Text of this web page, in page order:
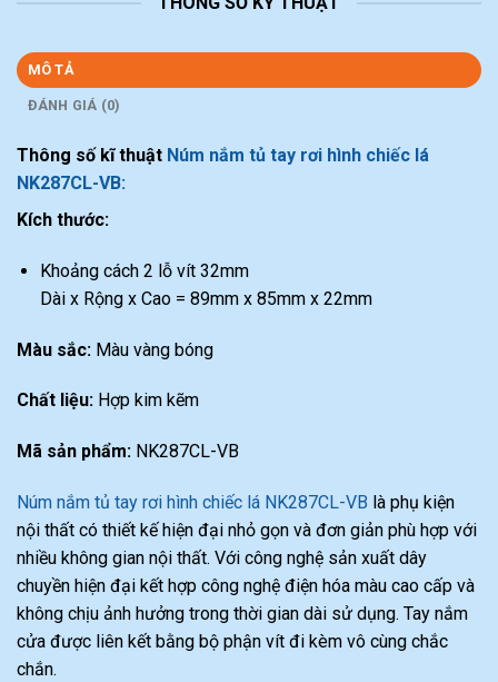
MÔ TẢ
ĐÁNH GIÁ (0)
Thông số kĩ thuật Núm nắm tủ tay rơi hình chiếc lá
NK287CL-VB:
Kích thước:
Khoảng cách 2 lỗ vít 32mm
Dài x Rộng x Cao = 89mm x 85mm x 22mm
Màu sắc: Màu vàng bóng
Chất liệu: Hợp kim kẽm
Mã sản phẩm: NK287CL-VB
Núm nắm tủ tay rơi hình chiếc lá NK287CL-VB là phụ kiện
nội thất có thiết kế hiện đại nhỏ gọn và đơn giản phù hợp với
nhiều không gian nội thất. Với công nghệ sản xuất dây
chuyền hiện đại kết hợp công nghệ điện hóa màu cao cấp và
không chịu ảnh hưởng trong thời gian dài sử dụng. Tay nắm
cửa được liên kết bằng bộ phận vít đi kèm vô cùng chắc
chắn.